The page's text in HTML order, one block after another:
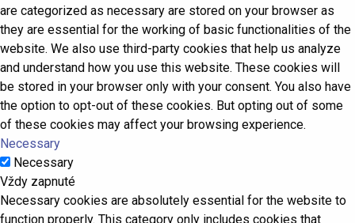
are categorized as necessary are stored on your browser as
they are essential for the working of basic functionalities of the
website. We also use third-party cookies that help us analyze
and understand how you use this website. These cookies will
be stored in your browser only with your consent. You also have
the option to opt-out of these cookies. But opting out of some
of these cookies may affect your browsing experience.
Necessary
Necessary
Vždy zapnuté
Necessary cookies are absolutely essential for the website to
function properly. This category only includes cookies that